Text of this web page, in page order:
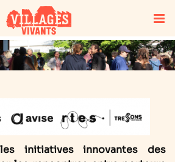
initiatives innovantes des